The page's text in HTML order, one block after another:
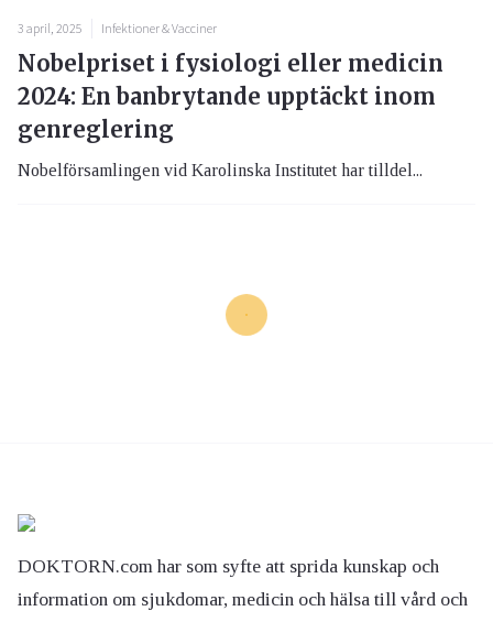
3 april, 2025 Infektioner & Vacciner
Nobelpriset i fysiologi eller medicin
2024: En banbrytande upptäckt inom
genreglering
Nobelförsamlingen vid Karolinska Institutet har tilldel...
DOKTORN.com har som syfte att sprida kunskap och
information om sjukdomar, medicin och hälsa till vård och